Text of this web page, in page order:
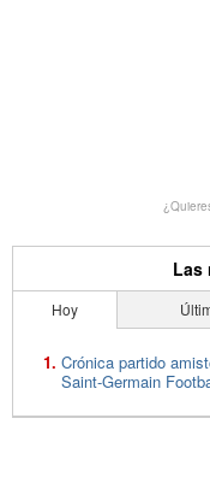
Las
Hoy
Crónica partido
Saint-Germain